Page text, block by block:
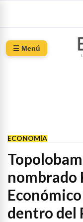
☰ Menú
ECONOMÍA
nombrado
dentro del